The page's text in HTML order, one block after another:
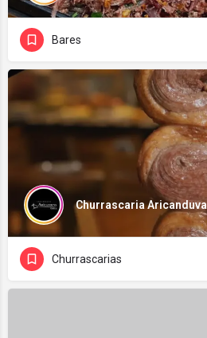
Bares
Churrascaria Aricanduva
Churrascarias